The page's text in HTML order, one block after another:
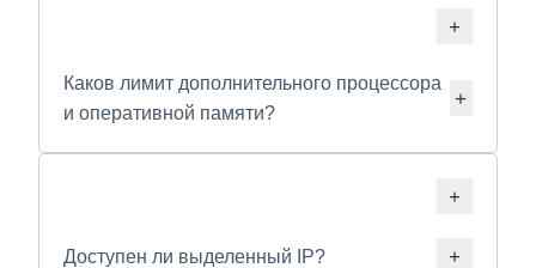
Каков лимит дополнительного процессора
и оперативной памяти?
Доступен ли выделенный IP?